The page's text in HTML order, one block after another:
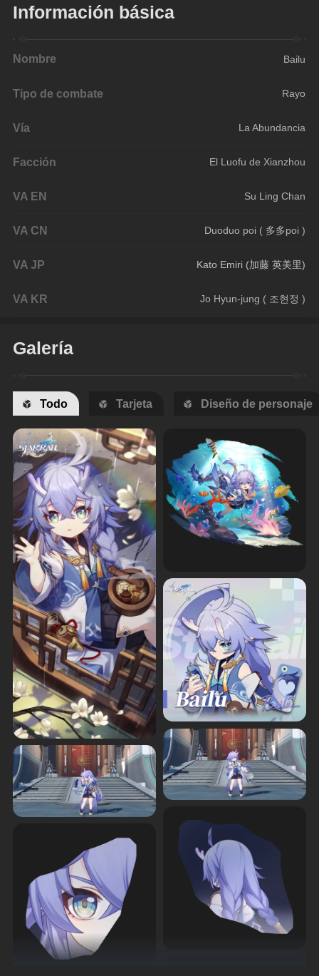
Información básica
Nombre Bailu
Tipo de combate Rayo
Vía La Abundancia
Facción El Luofu de Xianzhou
VA EN Su Ling Chan
VA CN Duoduo poi ( 多多poi )
VA JP Kato Emiri (加藤 英美里)
VA KR Jo Hyun-jung ( 조현정 )
Galería
Todo Tarjeta Diseño de personaje